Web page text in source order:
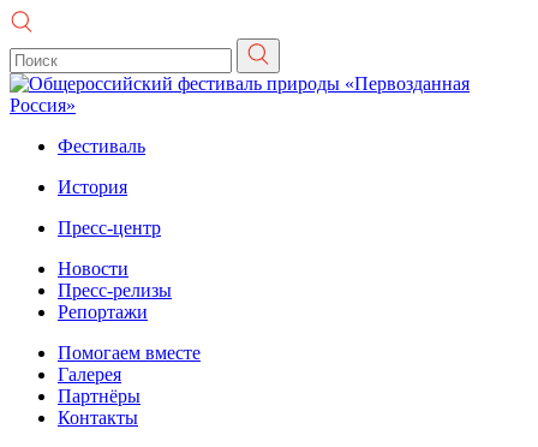
Фестиваль
История
Пресс-центр
Новости
Пресс-релизы
Репортажи
Помогаем вместе
Галерея
Партнёры
Контакты